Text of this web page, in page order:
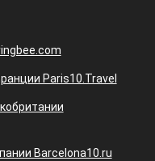
Paris10.Travel
Barcelona10.ru